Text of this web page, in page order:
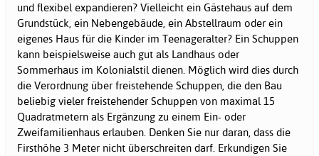
und flexibel expandieren? Vielleicht ein Gästehaus auf dem
Grundstück, ein Nebengebäude, ein Abstellraum oder ein
eigenes Haus für die Kinder im Teenageralter? Ein Schuppen
kann beispielsweise auch gut als Landhaus oder
Sommerhaus im Kolonialstil dienen. Möglich wird dies durch
die Verordnung über freistehende Schuppen, die den Bau
beliebig vieler freistehender Schuppen von maximal 15
Quadratmetern als Ergänzung zu einem Ein- oder
Zweifamilienhaus erlauben. Denken Sie nur daran, dass die
Firsthöhe 3 Meter nicht überschreiten darf. Erkundigen Sie